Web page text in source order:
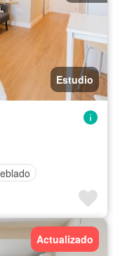
Estudio
Actualizado